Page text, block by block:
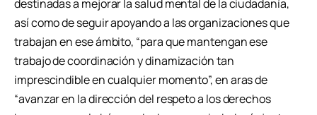
destinadas a mejorar la salud mental de la ciudadanía,
así como de seguir apoyando a las organizaciones que
trabajan en ese ámbito, “para que mantengan ese
trabajo de coordinación y dinamización tan
imprescindible en cualquier momento”, en aras de
“avanzar en la dirección del respeto a los derechos